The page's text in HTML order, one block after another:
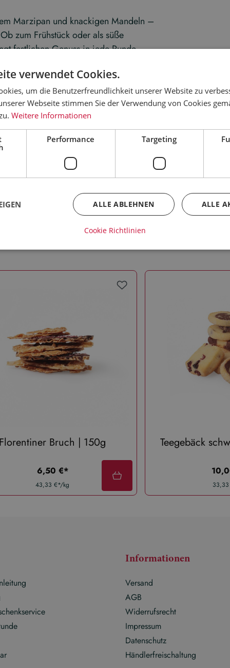
Marzipan und knackigen Mandeln –
zum Frühstück oder als süße
festlichen Genuss in jede Runde.
und bleibt bis zu 3 Monate haltbar.
heraus anzuschneiden und die
Dresdner Backhaus traditionelle
wird sorgfältig von Hand gefertigt,
unseren Dresdner und Radebeuler
Florentiner Bruch | 150g
regulärer preis:
6,50 €*
43,33 €*/kg
Teegebäck
Informationen
Versand
AGB
Widerrufsrecht
Impressum
Datenschutz
Händlerfreischaltung
verwendet Cookies.
um die Benutzerfreundlichkeit unserer Website zu
Webseite stimmen Sie der Verwendung von Cookies
Weitere Informationen
Performance Targeting
ALLE
ALLE ABLEHNEN
Cookie Richtlinien